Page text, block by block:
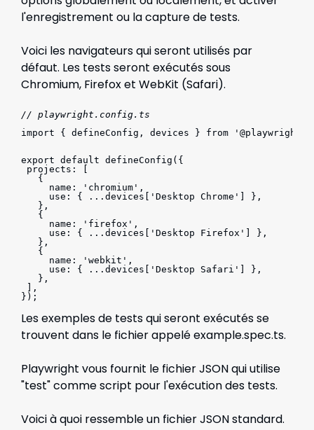
l'enregistrement ou la capture de tests.
Voici les navigateurs qui seront utilisés par
défaut. Les tests seront exécutés sous
Chromium, Firefox et WebKit (Safari).
// playwright.config.ts
import { defineConfig, devices } from
export default defineConfig({
projects: [
{
name: 'chromium',
use: { ...devices['Desktop Chrome'] },
},
{
name: 'firefox',
use: { ...devices['Desktop Firefox'] },
},
{
name: 'webkit',
use: { ...devices['Desktop Safari'] },
},
],
});
Les exemples de tests qui seront exécutés se
trouvent dans le fichier appelé example.spec.ts.
Playwright vous fournit le fichier JSON qui utilise
"test" comme script pour l'exécution des tests.
Voici à quoi ressemble un fichier JSON standard.